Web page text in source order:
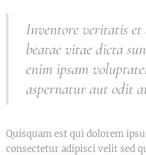
Inventore veritatis et
beatae vitae dicta
enim ipsam
aspernatur aut odit
Quisquam est qui dolorem
consectetur adipisci velit sed